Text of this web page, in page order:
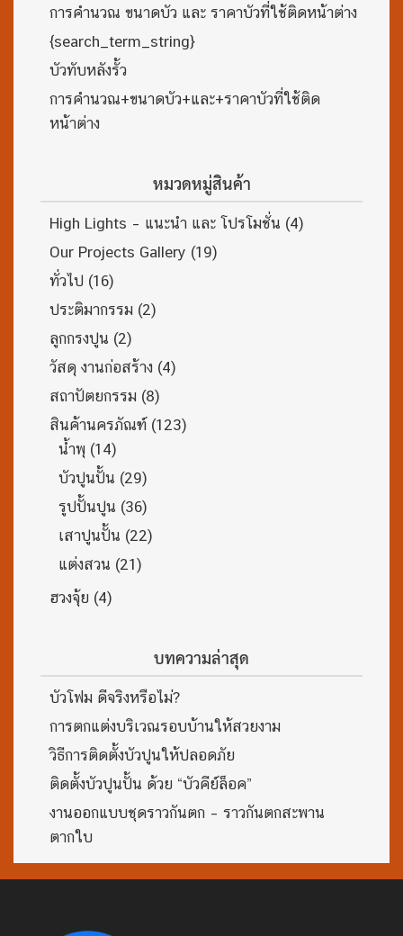
การคำนวณ ขนาดบัว และ ราคาบัวที่ใช้ติดหน้าต่าง
{search_term_string}
บัวทับหลังรั้ว
การคำนวณ+ขนาดบัว+และ+ราคาบัวที่ใช้ติด
หน้าต่าง
หมวดหมู่สินค้า
High Lights – แนะนำ และ โปรโมชั่น (4)
Our Projects Gallery (19)
ทั่วไป (16)
ประติมากรรม (2)
ลูกกรงปูน (2)
วัสดุ งานก่อสร้าง (4)
สถาปัตยกรรม (8)
สินค้านครภัณฑ์ (123)
น้ำพุ (14)
บัวปูนปั้น (29)
รูปปั้นปูน (36)
เสาปูนปั้น (22)
แต่งสวน (21)
ฮวงจุ้ย (4)
บทความล่าสุด
บัวโฟม ดีจริงหรือไม่?
การตกแต่งบริเวณรอบบ้านให้สวยงาม
วิธีการติดตั้งบัวปูนให้ปลอดภัย
ติดตั้งบัวปูนปั้น ด้วย “บัวคีย์ล็อค”
งานออกแบบชุดราวกันตก – ราวกันตกสะพาน
ตากใบ